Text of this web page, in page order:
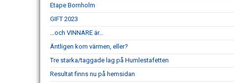
Etape Bornholm
GIFT 2023
…och VINNARE är…
Äntligen kom värmen, eller?
Tre starka/taggade lag på Humlestafetten
Resultat finns nu på hemsidan